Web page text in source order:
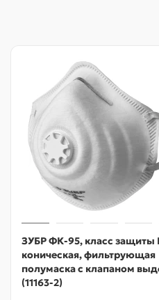
ЗУБР ФК-95, класс защиты
коническая, фильтрующая
полумаска с клапаном
(11163-2)